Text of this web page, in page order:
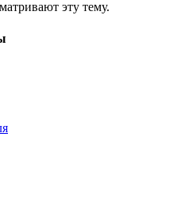
эту тему.